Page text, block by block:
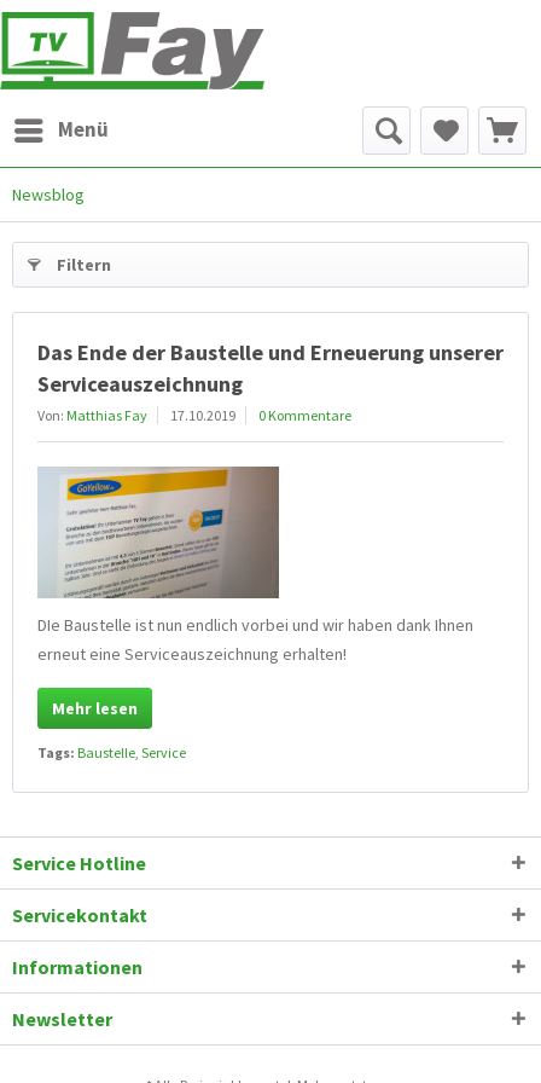
Menü
Newsblog
Filtern
Das Ende der Baustelle und Erneuerung unserer
Serviceauszeichnung
Von: Matthias Fay 17.10.2019 0 Kommentare
DIe Baustelle ist nun endlich vorbei und wir haben dank Ihnen
erneut eine Serviceauszeichnung erhalten!
Mehr lesen
Tags: Baustelle Service
Service Hotline
Servicekontakt
Informationen
Newsletter